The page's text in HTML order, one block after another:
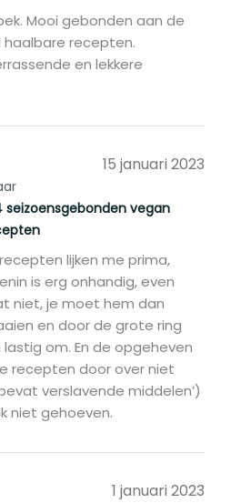
Mooi gebonden aan de
recepten.
en lekkere
15 januari 2023
seizoensgebonden vegan
lijken me prima,
is erg onhandig, even
niet, je moet hem dan
en door de grote ring
om. En de opgeheven
recepten door over niet
verslavende middelen’)
niet gehoeven.
1 januari 2023